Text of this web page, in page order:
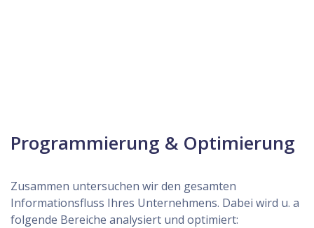
Programmierung & Optimierung
Zusammen untersuchen wir den gesamten
Informationsfluss Ihres Unternehmens. Dabei wird u. a
folgende Bereiche analysiert und optimiert: